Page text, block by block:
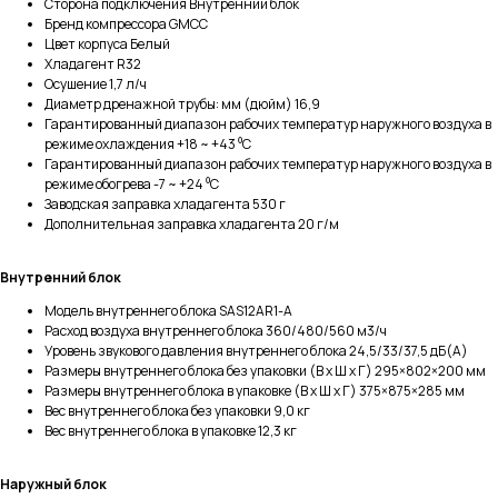
Сторона подключения Внутренний блок
Бренд компрессора GMCC
Цвет корпуса Белый
Хладагент R32
Осушение 1,7 л/ч
Диаметр дренажной трубы: мм (дюйм) 16,9
Гарантированный диапазон рабочих температур наружного воздуха в
режиме охлаждения +18 ~ +43 ⁰С
Гарантированный диапазон рабочих температур наружного воздуха в
режиме обогрева -7 ~ +24 ⁰С
Заводская заправка хладагента 530 г
Дополнительная заправка хладагента 20 г/м
Внутренний блок
Модель внутреннего блока SAS12AR1-A
Расход воздуха внутреннего блока 360/480/560 м3/ч
Уровень звукового давления внутреннего блока 24,5/33/37,5 дБ(А)
Размеры внутреннего блока без упаковки (В х Ш х Г) 295×802×200 мм
Размеры внутреннего блока в упаковке (В х Ш х Г) 375×875×285 мм
Вес внутреннего блока без упаковки 9,0 кг
Вес внутреннего блока в упаковке 12,3 кг
Наружный блок